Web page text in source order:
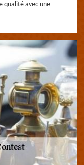
qualité avec une